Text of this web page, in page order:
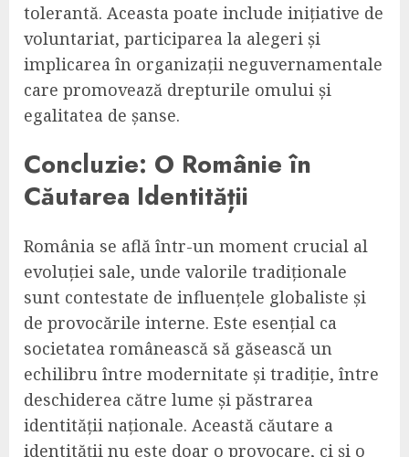
tolerantă. Aceasta poate include inițiative de
voluntariat, participarea la alegeri și
implicarea în organizații neguvernamentale
care promovează drepturile omului și
egalitatea de șanse.
Concluzie: O Românie în
Căutarea Identității
România se află într-un moment crucial al
evoluției sale, unde valorile tradiționale
sunt contestate de influențele globaliste și
de provocările interne. Este esențial ca
societatea românească să găsească un
echilibru între modernitate și tradiție, între
deschiderea către lume și păstrarea
identității naționale. Această căutare a
identității nu este doar o provocare, ci și o